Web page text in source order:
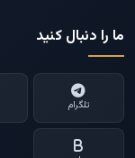
ما را دنبال کنید
تلگرام